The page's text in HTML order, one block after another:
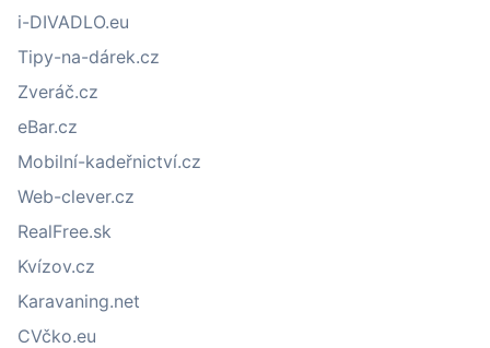
i-DIVADLO.eu
Tipy-na-dárek.cz
Zveráč.cz
eBar.cz
Mobilní-kadeřnictví.cz
Web-clever.cz
RealFree.sk
Kvízov.cz
Karavaning.net
CVčko.eu